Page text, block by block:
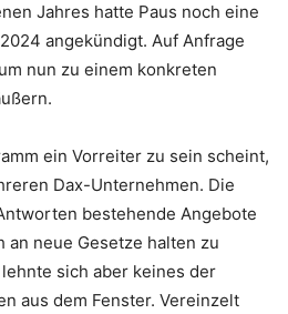
Jahres hatte Paus noch eine
angekündigt. Auf Anfrage
nun zu einem konkreten
ein Vorreiter zu sein scheint,
Dax-Unternehmen. Die
bestehende Angebote
neue Gesetze halten zu
sich aber keines der
aus dem Fenster. Vereinzelt